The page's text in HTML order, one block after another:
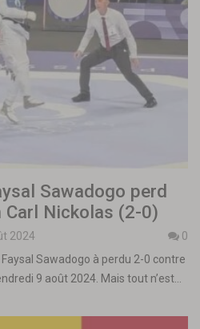
Sawadogo perd
Carl Nickolas (2-0)
2024
0
Sawadogo à perdu 2-0 contre
9 août 2024. Mais tout n’est…